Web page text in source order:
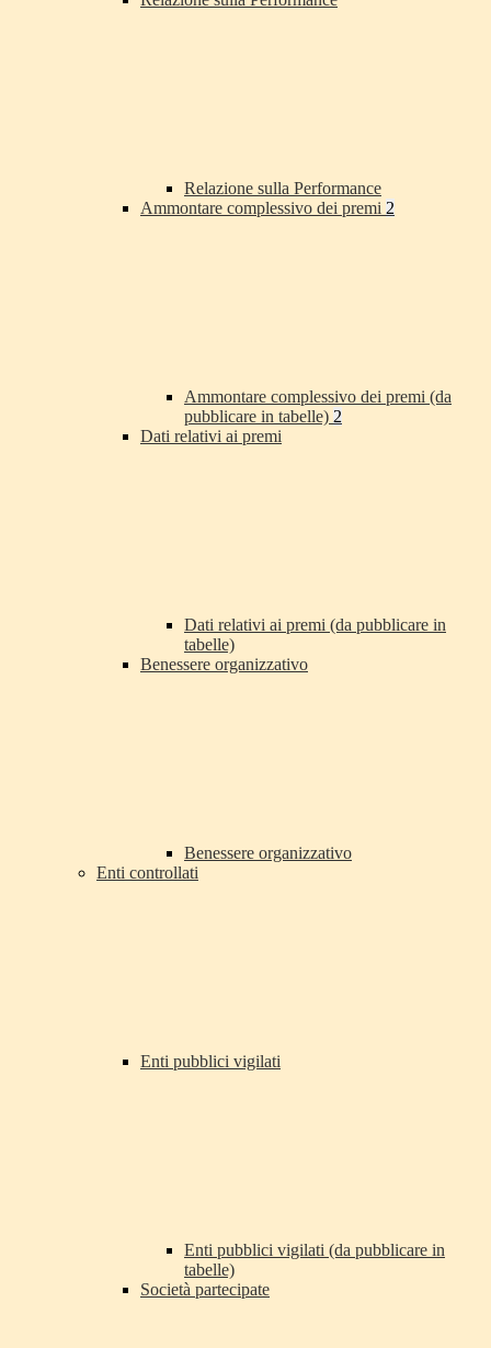
Relazione sulla Performance
Ammontare complessivo dei premi 2
Ammontare complessivo dei premi (da
pubblicare in tabelle) 2
Dati relativi ai premi
Dati relativi ai premi (da pubblicare in
tabelle)
Benessere organizzativo
Benessere organizzativo
Enti controllati
Enti pubblici vigilati
Enti pubblici vigilati (da pubblicare in
tabelle)
Società partecipate